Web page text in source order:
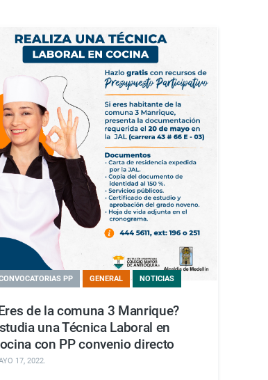
PP GENERAL NOTICIAS
de la comuna 3 Manrique?
una Técnica Laboral en
con PP convenio directo
17, 2022.